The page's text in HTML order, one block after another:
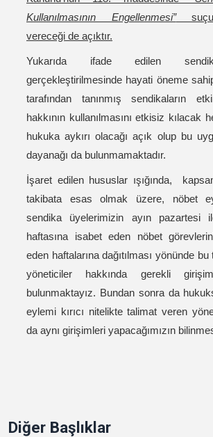
Diğer Başlıklar
Kullanılmasının Engellenmesi”
vereceği de açıktır.
Yukarıda ifade edilen
gerçekleştirilmesinde hayati öneme
tarafından tanınmış sendikaların
hakkının kullanılmasını etkisiz kılacak
hukuka aykırı olacağı açık olup bu
dayanağı da bulunmamaktadır.
İşaret edilen hususlar ışığında,
takibata esas olmak üzere, nöbet
sendika üyelerimizin ayın pazartesi
haftasına isabet eden nöbet
eden haftalarına dağıtılması yönünde
yöneticiler hakkında gerekli
bulunmaktayız. Bundan sonra da
eylemi kırıcı nitelikte talimat veren
da aynı girişimleri yapacağımızın